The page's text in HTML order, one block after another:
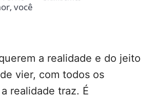
a realidade e do jeito
vier, com todos os
realidade traz. É